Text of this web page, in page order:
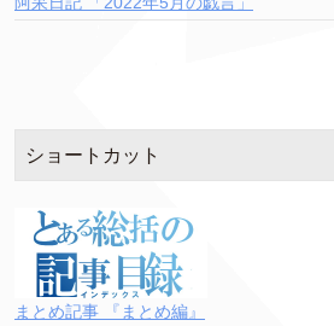
ショートカット
まとめ記事 『まとめ編』